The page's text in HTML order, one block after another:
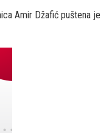
Amir Džafić puštena je